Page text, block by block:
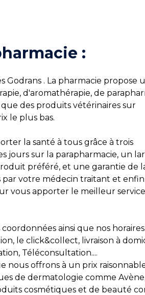
:
Godrans . La pharmacie propose
d'aromathérapie, de
des produits vétérinaires sur
le plus bas.
la santé à tous grâce à trois
jours sur la parapharmacie, un
préféré, et une garantie de
par votre médecin traitant et
vous apporter le meilleur service
ainsi que nos
le click&collect, livraison à
Téléconsultation....
nous offrons à un prix
de dermatologie comme
cosmétiques et de beauté